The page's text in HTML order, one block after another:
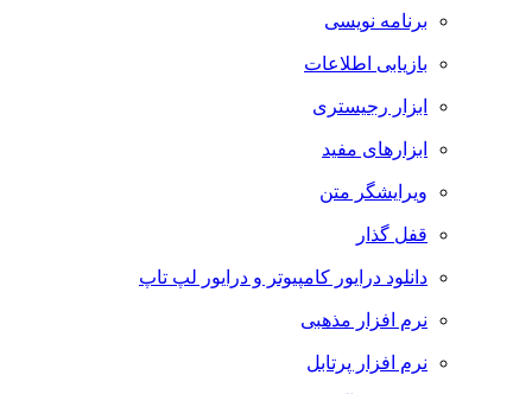
برنامه نویسی
بازیابی اطلاعات
ابزار رجیستری
ابزارهای مفید
ویرایشگر متن
قفل گذار
دانلود درایور کامپیوتر و درایور لپ تاپ
نرم افزار مذهبی
نرم افزار پرتابل